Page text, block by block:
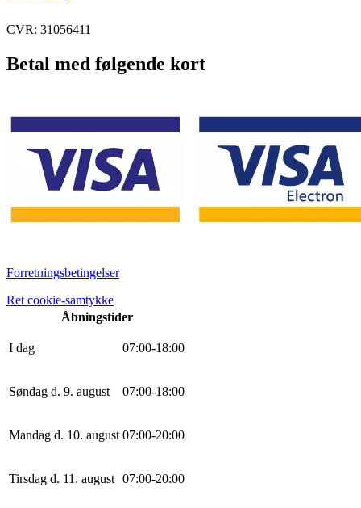
CVR: 31056411
Betal med følgende kort
Forretningsbetingelser
Ret cookie-samtykke
Åbningstider
I dag 07:00-18:00
Søndag d. 9. august 07:00-18:00
Mandag d. 10. august 07:00-20:00
Tirsdag d. 11. august 07:00-20:00